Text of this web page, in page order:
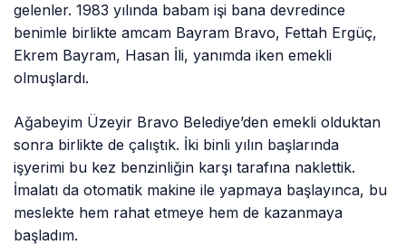
gelenler. 1983 yılında babam işi bana devredince
benimle birlikte amcam Bayram Bravo, Fettah Ergüç,
Ekrem Bayram, Hasan İli, yanımda iken emekli
olmuşlardı.
Ağabeyim Üzeyir Bravo Belediye’den emekli olduktan
sonra birlikte de çalıştık. İki binli yılın başlarında
işyerimi bu kez benzinliğin karşı tarafına naklettik.
İmalatı da otomatik makine ile yapmaya başlayınca, bu
meslekte hem rahat etmeye hem de kazanmaya
başladım.